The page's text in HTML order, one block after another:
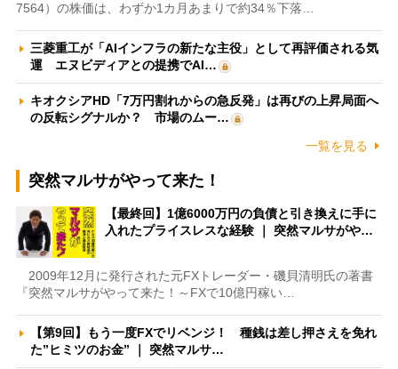
7564）の株価は、わずか1カ月あまりで約34％下落…
三菱重工が「AIインフラの新たな主役」として再評価される気
運 エヌビディアとの提携でAI…
キオクシアHD「7万円割れからの急反発」は再びの上昇局面へ
の反転シグナルか？ 市場のムー…
一覧を見る
突然マルサがやって来た！
【最終回】1億6000万円の負債と引き換えに手に
入れたプライスレスな経験 ｜ 突然マルサがや…
2009年12月に発行された元FXトレーダー・磯貝清明氏の著書
『突然マルサがやって来た！～FXで10億円稼い…
【第9回】もう一度FXでリベンジ！ 種銭は差し押さえを免れ
た”ヒミツのお金” ｜ 突然マルサ…